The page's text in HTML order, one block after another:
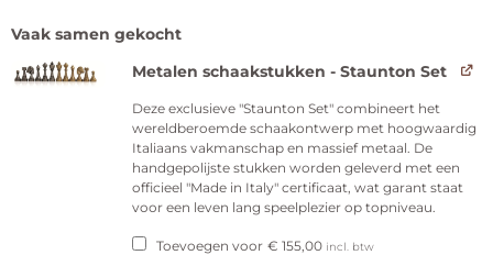
Vaak samen gekocht
Metalen schaakstukken - Staunton Set
Deze exclusieve "Staunton Set" combineert het
wereldberoemde schaakontwerp met hoogwaardig
Italiaans vakmanschap en massief metaal. De
handgepolijste stukken worden geleverd met een
officieel "Made in Italy" certificaat, wat garant staat
voor een leven lang speelplezier op topniveau.
Toevoegen voor € 155,00 incl. btw